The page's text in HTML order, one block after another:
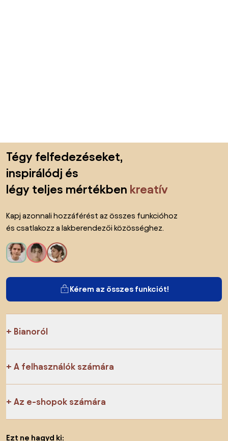
Tégy felfedezéseket,
inspirálódj és
légy teljes mértékben kreatív
Kapj azonnali hozzáférést az összes funkcióhoz
és csatlakozz a lakberendezői közösséghez.
Kérem az összes funkciót!
Bianoról
A felhasználók számára
Az e-shopok számára
Ezt ne hagyd ki: